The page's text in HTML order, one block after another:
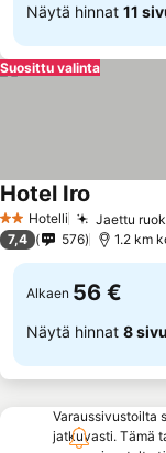
Näytä hinnat 11
Suosittu valinta
2 Tähtiluokitus
Hotelli Jaettu
Hotel Iro
7,4 576 1.2 km
Alkaen 56 €
Näytä hinnat 8
Varaussivustoilta
jatkuvasti. Tämä